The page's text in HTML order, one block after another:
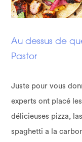
Au dessus de
Pastor
Juste pour vous
experts ont placé
délicieuses pizza,
spaghetti a la